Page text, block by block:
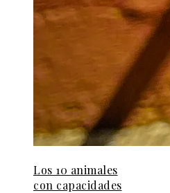
Los 10 animales
con capacidades